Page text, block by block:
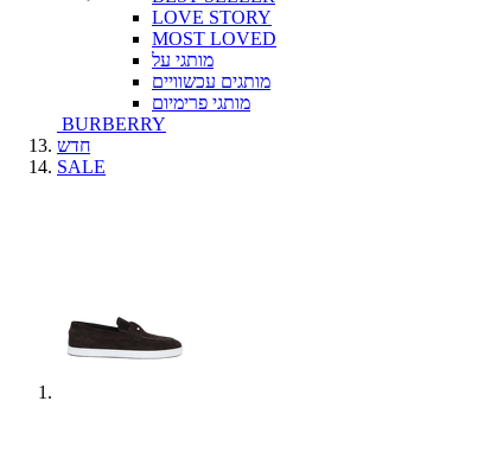
LOVE STORY
MOST LOVED
מותגי על
מותגים עכשוויים
מותגי פרימיום
BURBERRY
חדש
SALE